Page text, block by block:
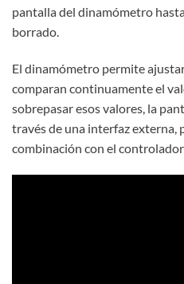
pantalla del dinamómetro
borrado.
El dinamómetro permite
comparan continuamente el
sobrepasar esos valores, la
través de una interfaz externa,
combinación con el